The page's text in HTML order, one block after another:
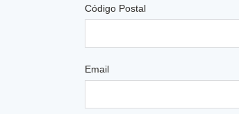
Código Postal
Email